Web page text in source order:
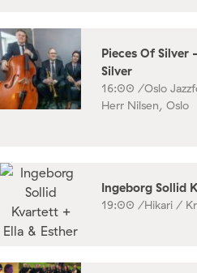
Pieces Of
Silver
16:00 /Oslo
Herr Nilsen, Oslo
Ingeborg Sollid
19:00 /Hikari /